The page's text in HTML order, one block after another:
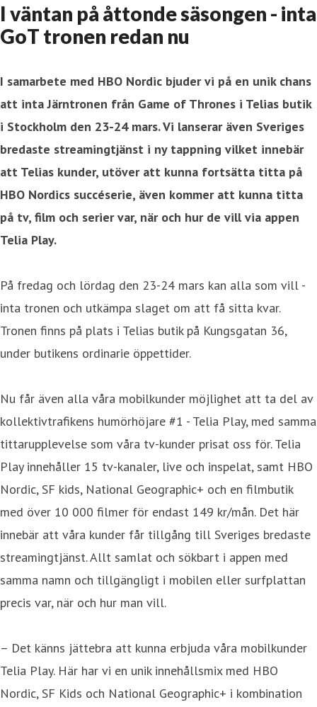
I väntan på åttonde säsongen - inta
GoT tronen redan nu
I samarbete med HBO Nordic bjuder vi på en unik chans
att inta Järntronen från Game of Thrones i Telias butik
i Stockholm den 23-24 mars. Vi lanserar även Sveriges
bredaste streamingtjänst i ny tappning vilket innebär
att Telias kunder, utöver att kunna fortsätta titta på
HBO Nordics succéserie, även kommer att kunna titta
på tv, film och serier var, när och hur de vill via appen
Telia Play.
På fredag och lördag den 23-24 mars kan alla som vill -
inta tronen och utkämpa slaget om att få sitta kvar.
Tronen finns på plats i Telias butik på Kungsgatan 36,
under butikens ordinarie öppettider.
Nu får även alla våra mobilkunder möjlighet att ta del av
kollektivtrafikens humörhöjare #1 - Telia Play, med samma
tittarupplevelse som våra tv-kunder prisat oss för. Telia
Play innehåller 15 tv-kanaler, live och inspelat, samt HBO
Nordic, SF kids, National Geographic+ och en filmbutik
med över 10 000 filmer för endast 149 kr/mån. Det här
innebär att våra kunder får tillgång till Sveriges bredaste
streamingtjänst. Allt samlat och sökbart i appen med
samma namn och tillgängligt i mobilen eller surfplattan
precis var, när och hur man vill.
– Det känns jättebra att kunna erbjuda våra mobilkunder
Telia Play. Här har vi en unik innehållsmix med HBO
Nordic, SF Kids och National Geographic+ i kombination